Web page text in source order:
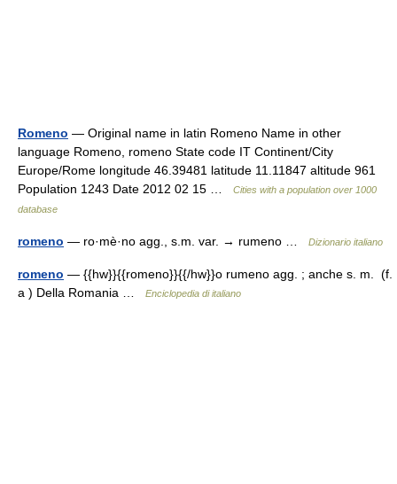
Romeno — Original name in latin Romeno Name in other
language Romeno, romeno State code IT Continent/City
Europe/Rome longitude 46.39481 latitude 11.11847 altitude 961
Population 1243 Date 2012 02 15 …
Cities with a population over 1000
database
romeno — ro·mè·no agg., s.m. var. → rumeno … Dizionario italiano
romeno — {{hw}}{{romeno}}{{/hw}}o rumeno agg. ; anche s. m. (f.
a ) Della Romania …
Enciclopedia di italiano